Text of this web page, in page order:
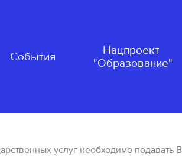
События
Нацпроект
"Образование"
услуг необходимо подавать В